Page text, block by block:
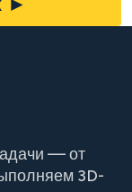
— от
3D-